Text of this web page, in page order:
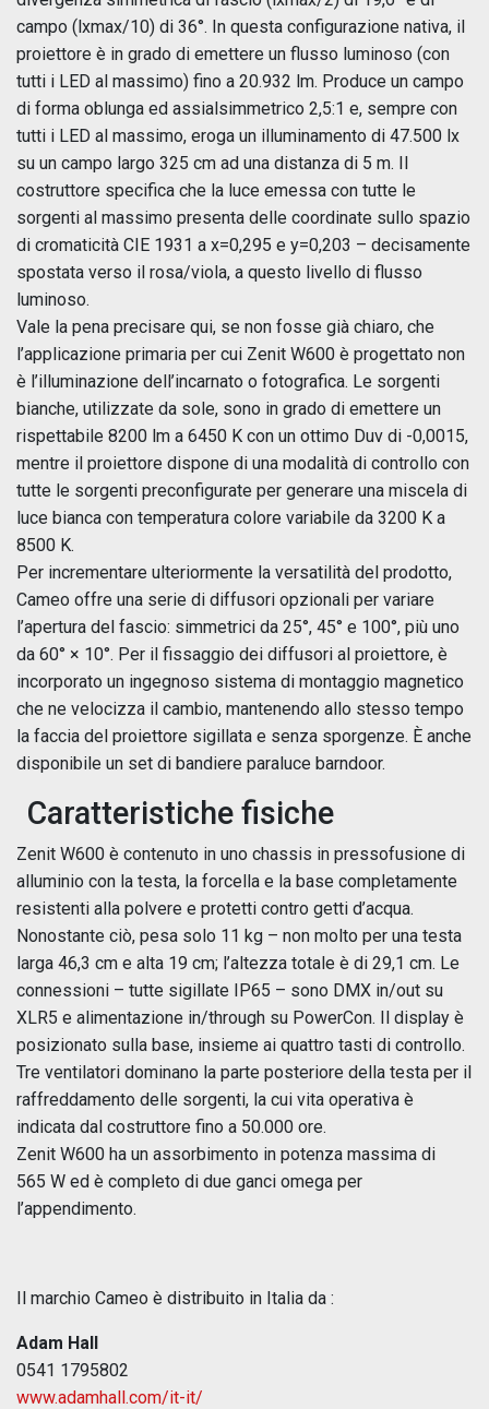
campo (lxmax/10) di 36°. In questa configurazione nativa, il
proiettore è in grado di emettere un flusso luminoso (con
tutti i LED al massimo) fino a 20.932 lm. Produce un campo
di forma oblunga ed assialsimmetrico 2,5:1 e, sempre con
tutti i LED al massimo, eroga un illuminamento di 47.500 lx
su un campo largo 325 cm ad una distanza di 5 m. Il
costruttore specifica che la luce emessa con tutte le
sorgenti al massimo presenta delle coordinate sullo spazio
di cromaticità CIE 1931 a x=0,295 e y=0,203 – decisamente
spostata verso il rosa/viola, a questo livello di flusso
luminoso.
Vale la pena precisare qui, se non fosse già chiaro, che
l’applicazione primaria per cui Zenit W600 è progettato non
è l’illuminazione dell’incarnato o fotografica. Le sorgenti
bianche, utilizzate da sole, sono in grado di emettere un
rispettabile 8200 lm a 6450 K con un ottimo Duv di -0,0015,
mentre il proiettore dispone di una modalità di controllo con
tutte le sorgenti preconfigurate per generare una miscela di
luce bianca con temperatura colore variabile da 3200 K a
8500 K.
Per incrementare ulteriormente la versatilità del prodotto,
Cameo offre una serie di diffusori opzionali per variare
l’apertura del fascio: simmetrici da 25°, 45° e 100°, più uno
da 60° × 10°. Per il fissaggio dei diffusori al proiettore, è
incorporato un ingegnoso sistema di montaggio magnetico
che ne velocizza il cambio, mantenendo allo stesso tempo
la faccia del proiettore sigillata e senza sporgenze. È anche
disponibile un set di bandiere paraluce barndoor.
Caratteristiche fisiche
Zenit W600 è contenuto in uno chassis in pressofusione di
alluminio con la testa, la forcella e la base completamente
resistenti alla polvere e protetti contro getti d’acqua.
Nonostante ciò, pesa solo 11 kg – non molto per una testa
larga 46,3 cm e alta 19 cm; l’altezza totale è di 29,1 cm. Le
connessioni – tutte sigillate IP65 – sono DMX in/out su
XLR5 e alimentazione in/through su PowerCon. Il display è
posizionato sulla base, insieme ai quattro tasti di controllo.
Tre ventilatori dominano la parte posteriore della testa per il
raffreddamento delle sorgenti, la cui vita operativa è
indicata dal costruttore fino a 50.000 ore.
Zenit W600 ha un assorbimento in potenza massima di
565 W ed è completo di due ganci omega per
l’appendimento.
Il marchio Cameo è distribuito in Italia da :
Adam Hall
0541 1795802
www.adamhall.com/it-it/